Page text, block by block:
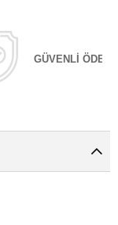
GÜVENLİ